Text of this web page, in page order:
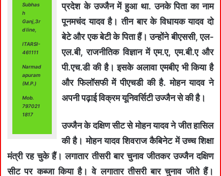
Subhas
h
Ganj,3r
d line,
ITARSI-
461111
Narmad
apuram
(M.P.)
Mob.
797021
1817
प्रदेश के उज्जैन में हुआ था. उनके पिता का नाम
पूनमचंद यादव है। तीन बार के विधायक यादव दो
बेटे और एक बेटी के पिता हैं। उन्होंने बीएससी, एल-
एल.बी, राजनीतिक विज्ञान में एम.ए, एम.बी.ए और
पी.एच.डी की है। इसके अलावा एमबीए भी किया है
और फिलॉसफी में पीएचडी की है. मोहन यादव ने
अपनी पढ़ाई विक्रम यूनिवर्सिटी उज्जैन से की है।
उज्जैन के दक्षिण सीट से मोहन यादव ने जीत हासिल
की है। मोहन यादव शिवराज कैबिनेट में उच्च शिक्षा
मंत्री रह चुके हैं। लगातार तीसरी बार चुनाव जीतकर उज्जैन दक्षिण
सीट पर कब्जा किया है। वे लगातार तीसरी बार चुनाव जीते हैं।